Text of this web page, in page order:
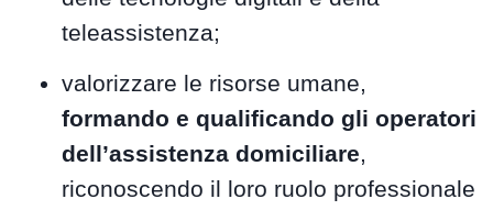
teleassistenza;
valorizzare le risorse umane,
formando e qualificando gli operatori
dell’assistenza domiciliare,
riconoscendo il loro ruolo professionale